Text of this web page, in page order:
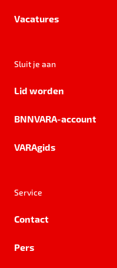
Vacatures
Sluit je aan
Lid worden
BNNVARA-account
VARAgids
Service
Contact
Pers